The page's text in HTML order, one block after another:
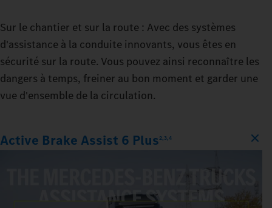
Sur le chantier et sur la route : Avec des systèmes
d'assistance à la conduite innovants, vous êtes en
sécurité sur la route. Vous pouvez ainsi reconnaître les
dangers à temps, freiner au bon moment et garder une
vue d'ensemble de la circulation.
Active Brake Assist 6 Plus2,3,4